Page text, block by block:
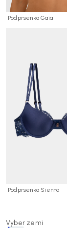
Podprsenka Gaia
Podprsenka Sienna
Vyber zemi